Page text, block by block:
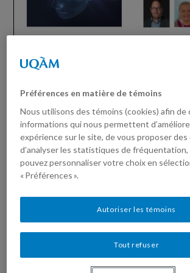
l’EREST collaborent à la
Education
Posted onjuillet 24, 2025by
Patrice
Piloté par les professeurs Oktay Cem
Neuromyths Among Primary School
Trends in Neuroscience and Education,
des enseignant.es du primaire de 11 pays à
neuromythes populaires.
Préférences en matière de témoins
Nous utilisons des témoins (cookies) afin de
informations qui nous permettent
expérience sur le site, de vous proposer
d’analyser les statistiques de fréquentation,
pouvez personnaliser votre choix en
« Préférences ».
Tout refuser
Autoriser les témoins